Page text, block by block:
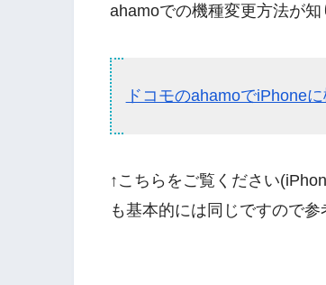
ahamoでの機種変更方法が
ドコモのahamoでiPhone
↑こちらをご覧ください
も基本的には同じですので